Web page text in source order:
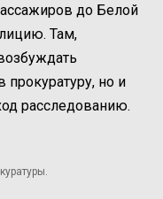
до Белой
Там,
но и
расследованию.